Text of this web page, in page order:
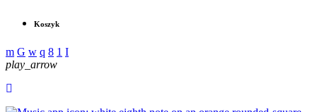
Koszyk
play_arrow